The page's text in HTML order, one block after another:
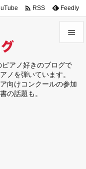
アノ好きのブログで
ノを弾いています。
向けコンクールの参加
の話題も。

メニュ

サイド
 RSS Feedly